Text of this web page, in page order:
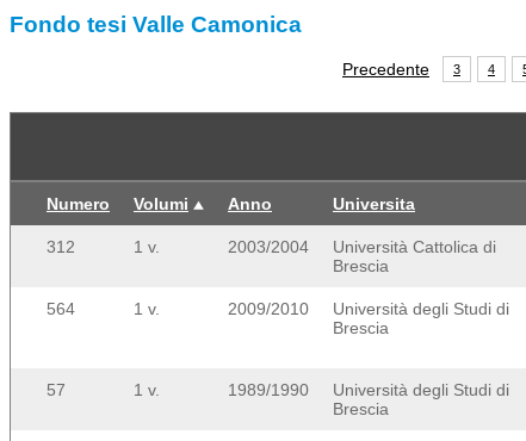
Fondo tesi Valle Camonica
Precedente 3 4
Numero Volumi Anno Universita
312 1 v. 2003/2004
Università Cattolica di
Brescia
564 1 v. 2009/2010
Università degli Studi di
Brescia
57 1 v. 1989/1990
Università degli Studi di
Brescia